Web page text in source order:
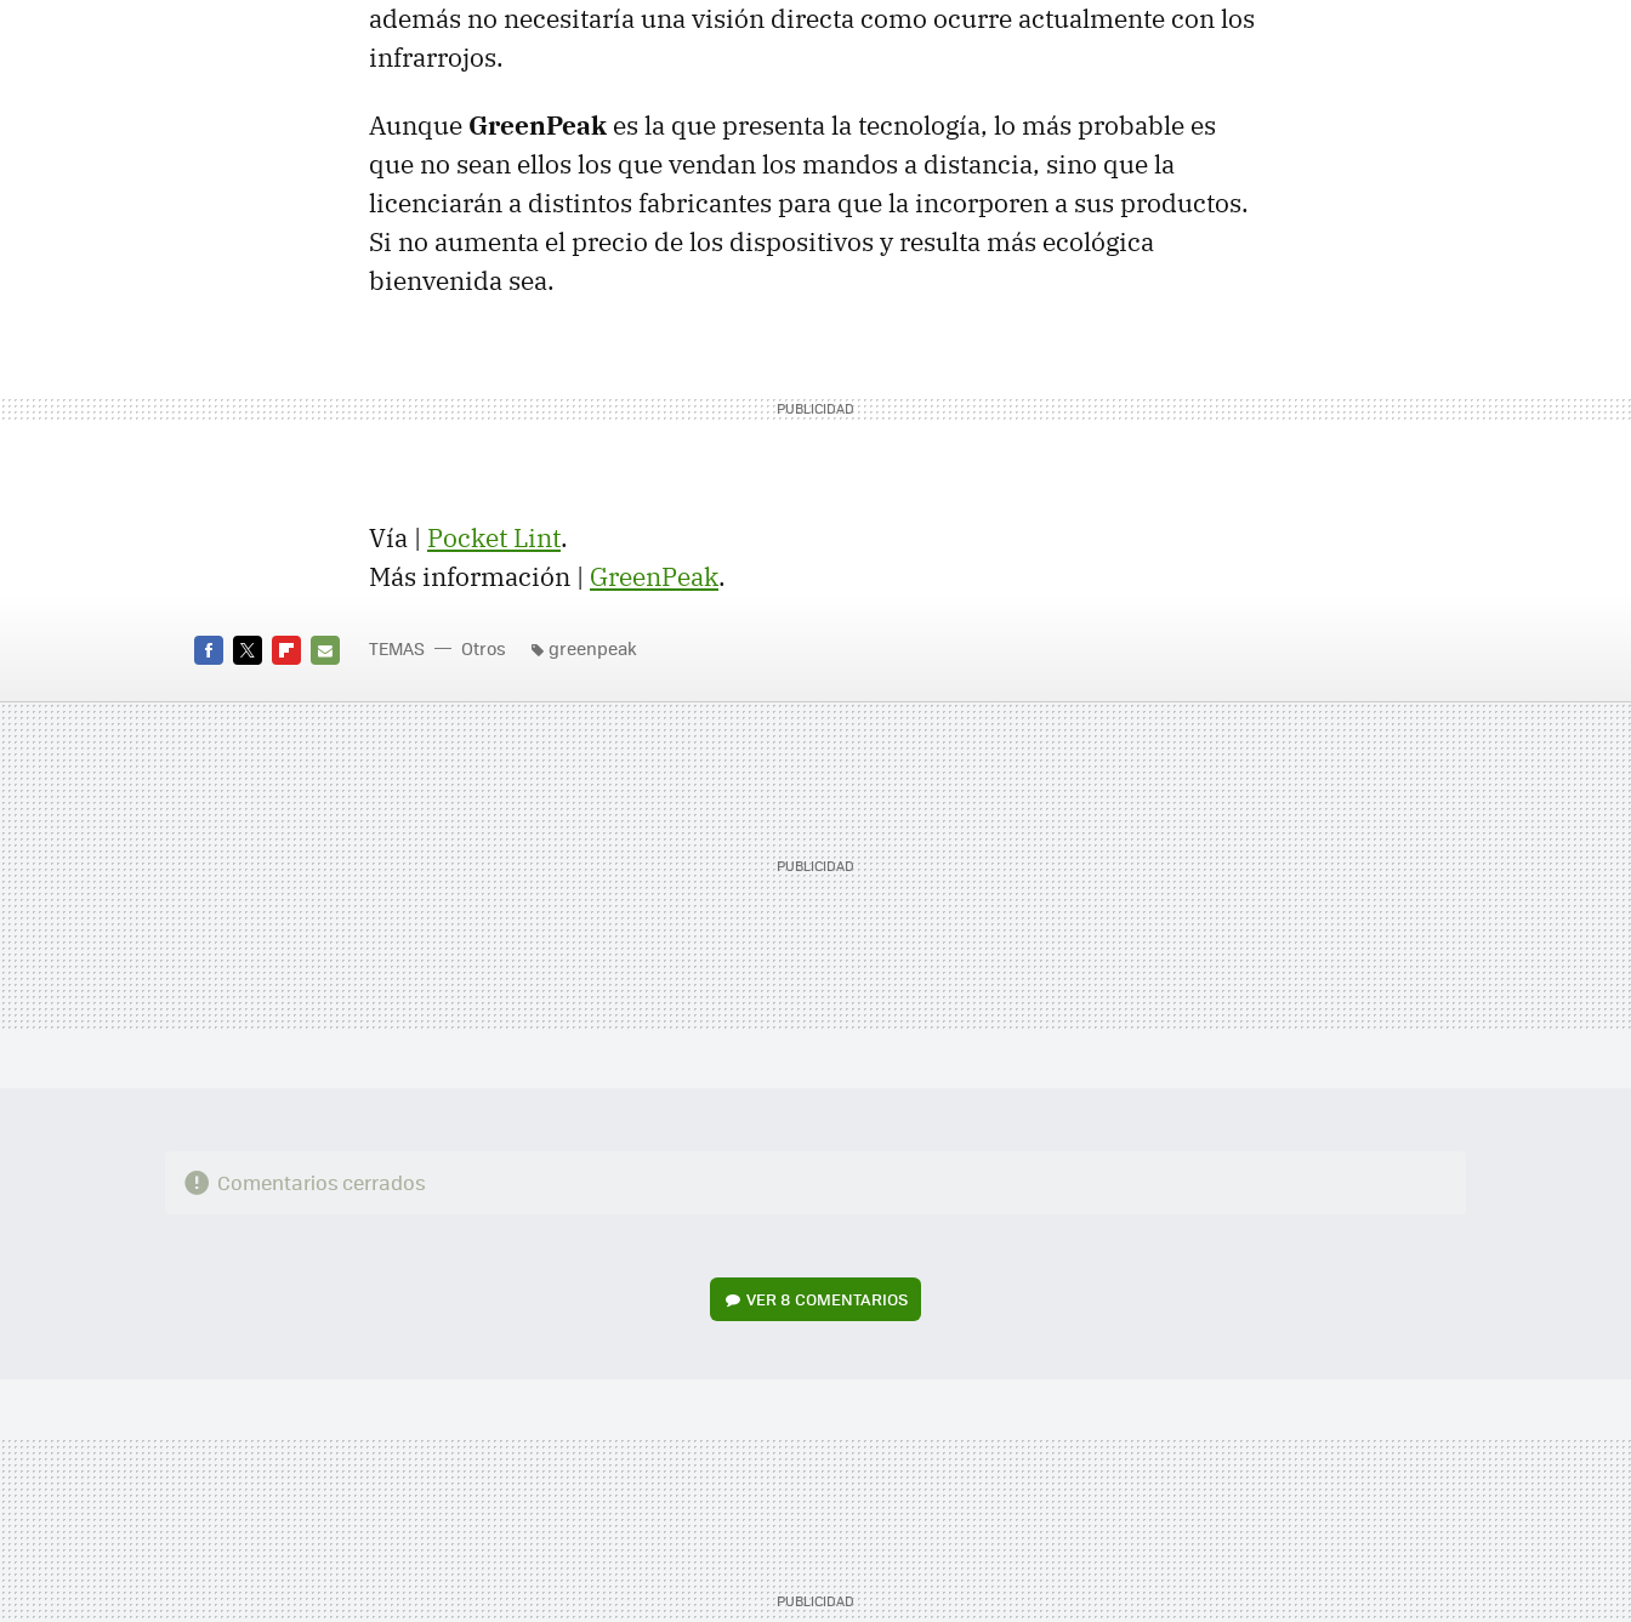
además no necesitaría una visión directa como ocurre actualmente con los
infrarrojos.
Aunque GreenPeak es la que presenta la tecnología, lo más probable es
que no sean ellos los que vendan los mandos a distancia, sino que la
licenciarán a distintos fabricantes para que la incorporen a sus productos.
Si no aumenta el precio de los dispositivos y resulta más ecológica
bienvenida sea.
Vía | Pocket Lint.
Más información | GreenPeak.
MAIL
TEMAS Otros greenpeak
Comentarios cerrados
VER8 COMENTARIOS